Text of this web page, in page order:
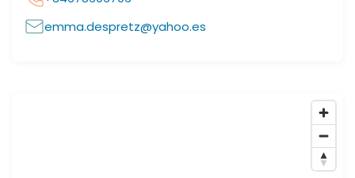
emma.despretz@yahoo.es